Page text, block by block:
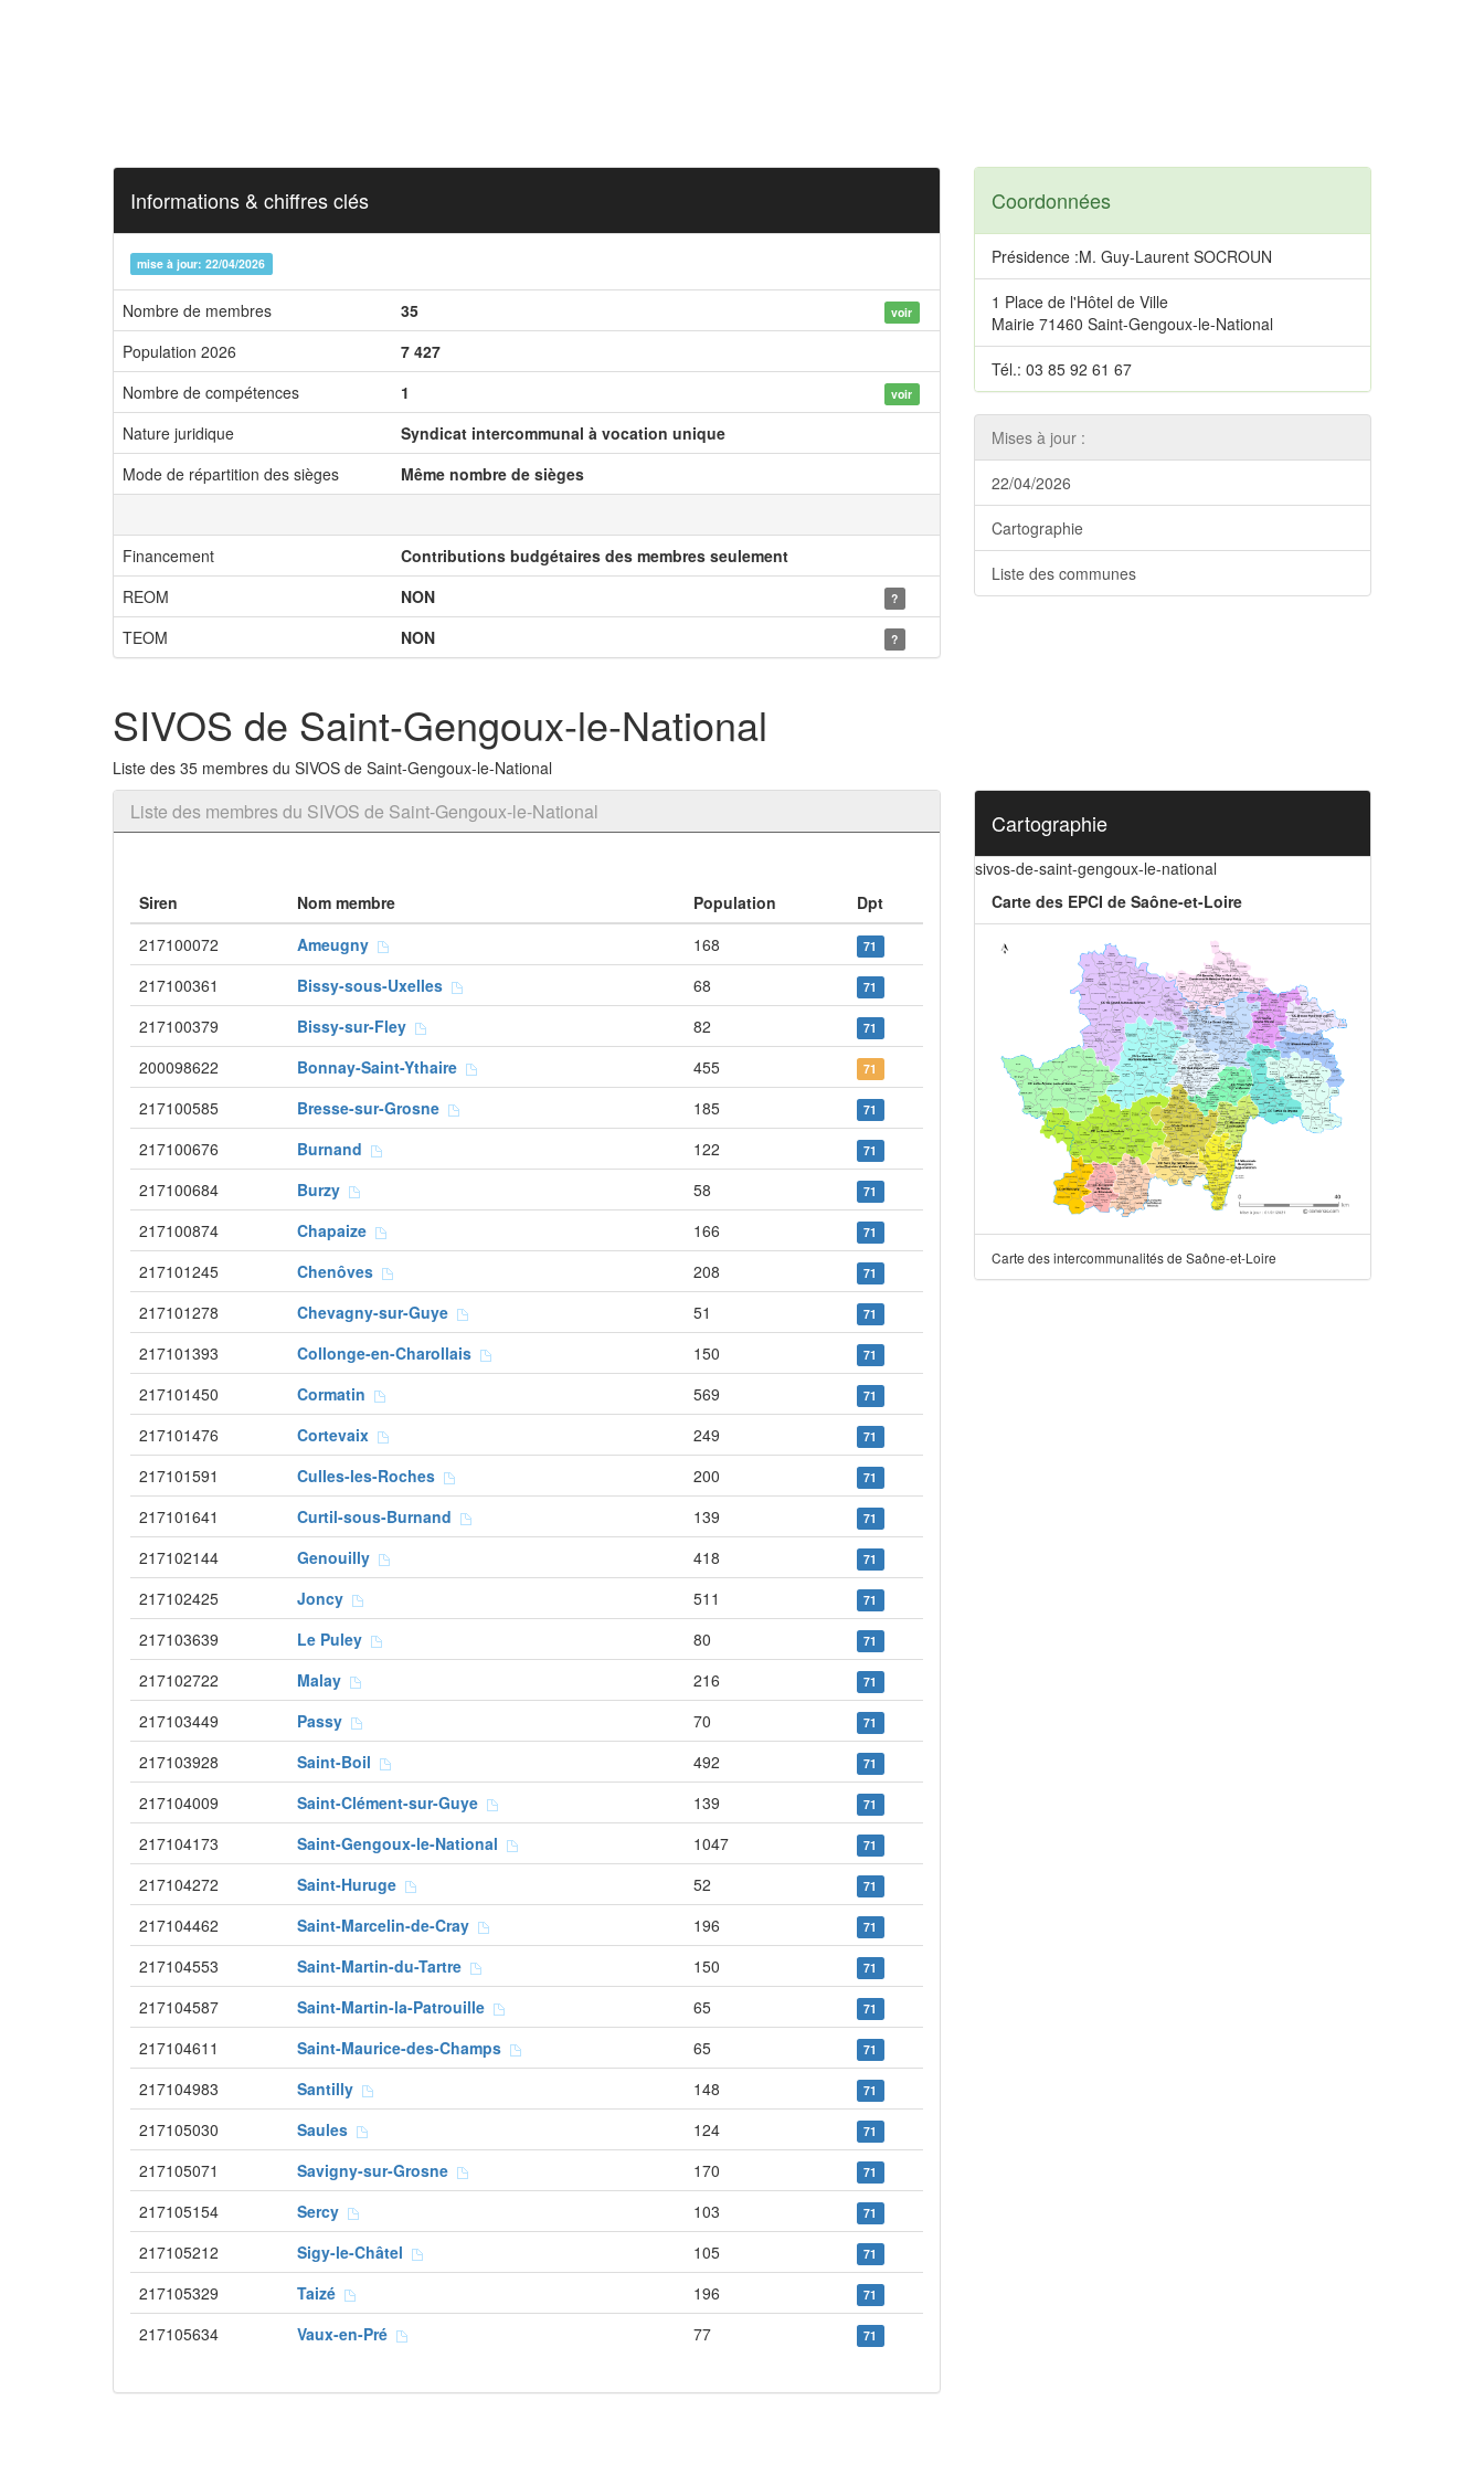
Informations & chiffres clés
mise à jour: 22/04/2026
Nombre de membres 35 voir
Population 2026
7 427
Nombre de compétences
1 voir
Nature juridique
Syndicat intercommunal à vocation unique
Mode de répartition des sièges
Même nombre de sièges
Financement
Contributions budgétaires des membres seulement
REOM
NON ?
TEOM NON ?
Coordonnées
Présidence :M. Guy-Laurent SOCROUN
1 Place de l'Hôtel de Ville
Mairie 71460 Saint-Gengoux-le-National
Tél.: 03 85 92 61 67
Mises à jour :
22/04/2026
Cartographie
Liste des communes
SIVOS de Saint-Gengoux-le-National
Liste des 35 membres du SIVOS de Saint-Gengoux-le-National
Liste des membres du SIVOS de Saint-Gengoux-le-National
Siren Nom membre Population
Dpt
217100072
Ameugny 168 71
217100361 Bissy-sous-Uxelles 68 71
217100379 Bissy-sur-Fley 82 71
200098622 Bonnay-Saint-Ythaire 455 71
217100585 Bresse-sur-Grosne 185 71
217100676 Burnand 122 71
217100684 Burzy 58 71
217100874 Chapaize 166 71
217101245 Chenôves 208 71
217101278 Chevagny-sur-Guye 51 71
217101393 Collonge-en-Charollais 150 71
217101450 Cormatin 569 71
217101476 Cortevaix 249 71
217101591 Culles-les-Roches 200 71
217101641 Curtil-sous-Burnand 139 71
217102144 Genouilly 418 71
217102425 Joncy 511 71
217103639 Le Puley 80 71
217102722 Malay 216 71
217103449 Passy 70 71
217103928 Saint-Boil 492 71
217104009 Saint-Clément-sur-Guye 139 71
217104173 Saint-Gengoux-le-National 1047 71
217104272 Saint-Huruge 52 71
217104462 Saint-Marcelin-de-Cray 196 71
217104553 Saint-Martin-du-Tartre 150 71
217104587 Saint-Martin-la-Patrouille 65 71
217104611 Saint-Maurice-des-Champs 65 71
217104983 Santilly 148 71
217105030 Saules 124 71
217105071 Savigny-sur-Grosne 170 71
217105154 Sercy 103 71
217105212 Sigy-le-Châtel 105 71
217105329 Taizé 196 71
217105634 Vaux-en-Pré 77 71
Cartographie
sivos-de-saint-gengoux-le-national
Carte des EPCI de Saône-et-Loire
Carte des intercommunalités de Saône-et-Loire